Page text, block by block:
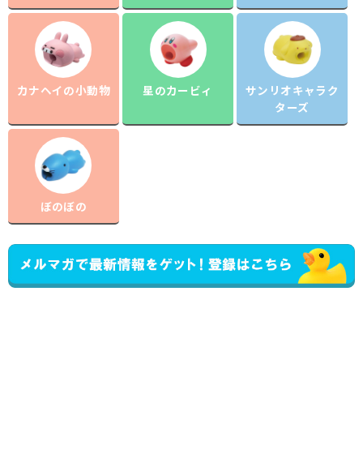
カナヘイの小動物 星のカービィ
サンリオキャラク
ターズ
ぼのぼの